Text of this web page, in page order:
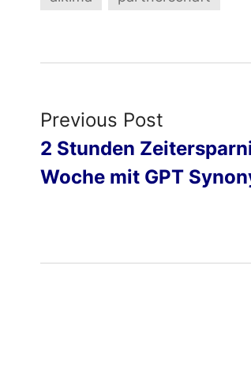
Previous Post
2 Stunden
Woche mit GPT